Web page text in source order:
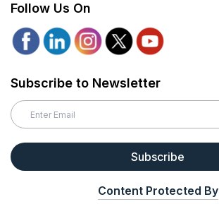
Follow Us On
Subscribe to Newsletter
Subscribe
Content Protected By